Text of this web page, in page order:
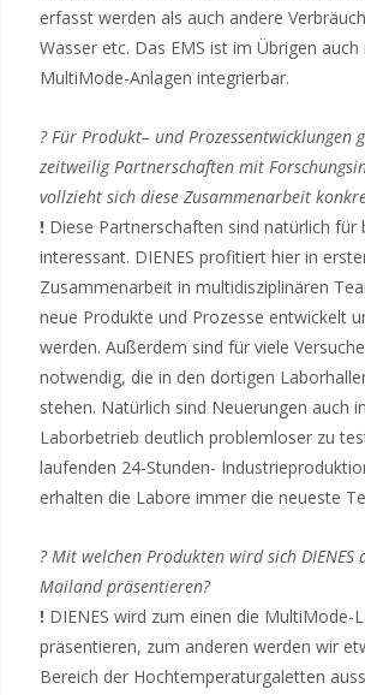
erfasst werden als auch andere
Wasser etc. Das EMS ist im Übrigen auch
MultiMode-Anlagen integrierbar.
? Für Produkt– und Prozessentwicklungen
zeitweilig Partnerschaften mit
vollzieht sich diese Zusammenarbeit
! Diese Partnerschaften sind natürlich für
interessant. DIENES profitiert hier in
Zusammenarbeit in multidisziplinären
neue Produkte und Prozesse entwickelt
werden. Außerdem sind für viele
notwendig, die in den dortigen
stehen. Natürlich sind Neuerungen auch
Laborbetrieb deutlich problemloser zu
laufenden 24-Stunden-
erhalten die Labore immer die neueste
? Mit welchen Produkten wird sich DIENES
Mailand präsentieren?
! DIENES wird zum einen die MultiMode-
präsentieren, zum anderen werden wir
Bereich der Hochtemperaturgaletten